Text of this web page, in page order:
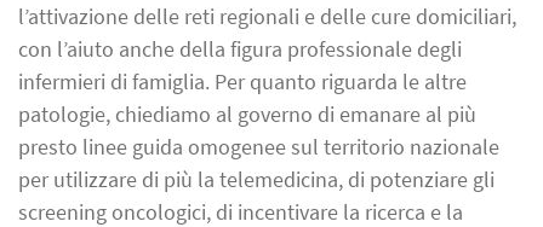
l’attivazione delle reti regionali e delle cure domiciliari,
con l’aiuto anche della figura professionale degli
infermieri di famiglia. Per quanto riguarda le altre
patologie, chiediamo al governo di emanare al più
presto linee guida omogenee sul territorio nazionale
per utilizzare di più la telemedicina, di potenziare gli
screening oncologici, di incentivare la ricerca e la